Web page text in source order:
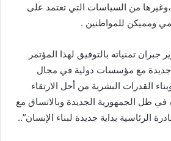
من السياسات التي تعتمد على
ومميكن للمواطنين .
جبران تمنياته بالتوفيق لهذا المؤتمر
جديدة مع مؤسسات دولية في مجال
القدرات البشرية من أجل الارتقاء
في ظل الجمهورية الجديدة وبالاتساق مع